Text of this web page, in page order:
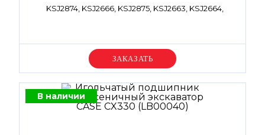
KSJ2874, KSJ2666, KSJ2875, KSJ2663, KSJ2664,
Уточняйте цену
В наличии